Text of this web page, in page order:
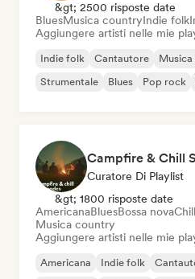
&gt; 2500 risposte date
BluesMusica countryIndie folk
Aggiungere artisti nelle mie
Indie folk Cantautore
Strumentale
Blues Pop rock
Curatore Di Playlist
&gt; 1800 risposte date
AmericanaBluesBossa nova
Musica country
Aggiungere artisti nelle mie
Americana Indie folk